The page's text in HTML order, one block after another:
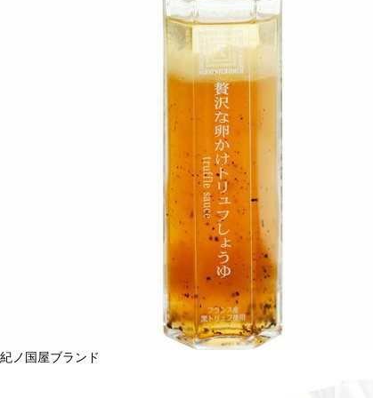
紀ノ国屋ブランド